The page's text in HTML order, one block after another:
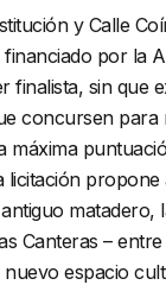
y Calle
por la
sin que
concursen
máxima
propone
matadero,
Canteras –
espacio